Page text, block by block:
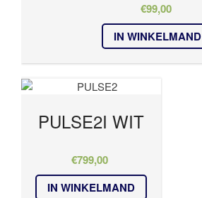
€99,00
IN WINKELMAND
PULSE2I WIT
€799,00
IN WINKELMAND